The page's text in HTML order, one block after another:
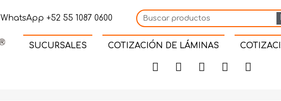
WhatsApp +52 55 1087 0600
SUCURSALES COTIZACIÓN DE LÁMINAS